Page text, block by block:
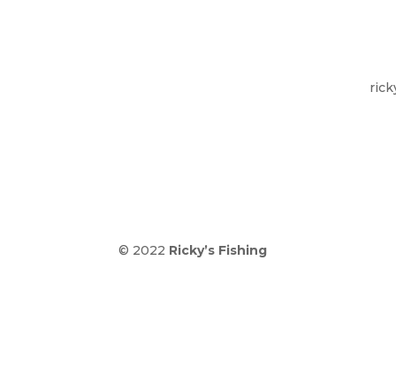
© 2022 Ricky’s Fishing